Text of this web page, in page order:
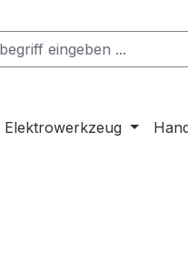
Elektrowerkzeug